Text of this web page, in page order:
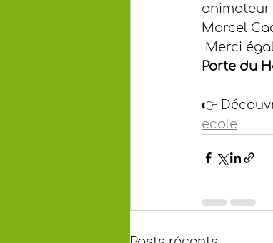
animateur
Marcel
Merci
Porte du
👉
ecole